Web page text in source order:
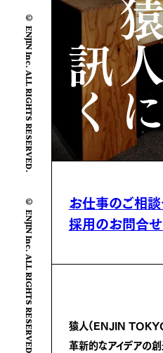
© ENJIN Inc. ALL RIGHTS RESERVED.
© ENJIN Inc. ALL RIGHTS RESERVED.
お仕事のご相
採用のお問合せ
猿人(ENJIN
革新的なアイデアの創